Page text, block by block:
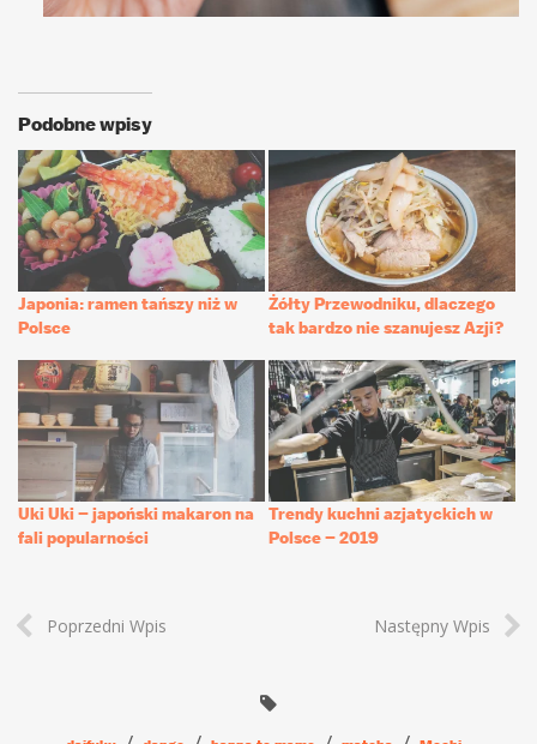
Podobne wpisy
Japonia: ramen tańszy niż w
Polsce
Żółty Przewodniku, dlaczego
tak bardzo nie szanujesz Azji?
Uki Uki – japoński makaron na
fali popularności
Trendy kuchni azjatyckich w
Polsce – 2019
Poprzedni Wpis Następny Wpis